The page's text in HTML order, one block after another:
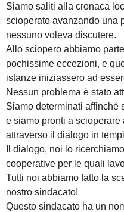
Siamo saliti alla cronaca
scioperato avanzando una
nessuno voleva discutere.
Allo sciopero abbiamo
pochissime eccezioni, e
istanze iniziassero ad
Nessun problema è stato
Siamo determinati affinché
e siamo pronti a
attraverso il dialogo in
Il dialogo, noi lo
cooperative per le quali
Tutti noi abbiamo fatto la
nostro sindacato!
Questo sindacato ha un